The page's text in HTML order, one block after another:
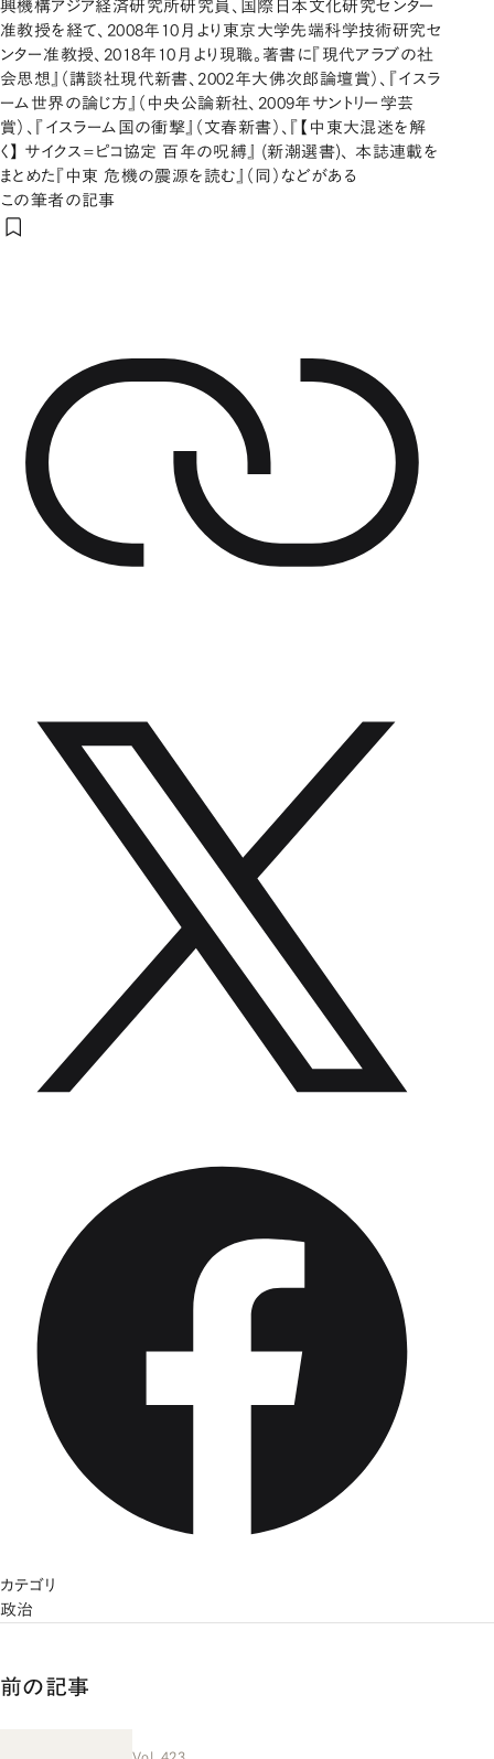
興機構アジア経済研究所研究員、国際日本文化研究センター
准教授を経て、2008年10月より東京大学先端科学技術研究セ
ンター准教授、2018年10月より現職。著書に『現代アラブの社
会思想』（講談社現代新書、2002年大佛次郎論壇賞）、『イスラ
ーム世界の論じ方』（中央公論新社、2009年サントリー学芸
賞）、『イスラーム国の衝撃』（文春新書）、『【中東大混迷を解
く】 サイクス=ピコ協定 百年の呪縛』 (新潮選書)、 本誌連載を
まとめた『中東 危機の震源を読む』（同）などがある
この筆者の記事
カテゴリ
政治
前の記事